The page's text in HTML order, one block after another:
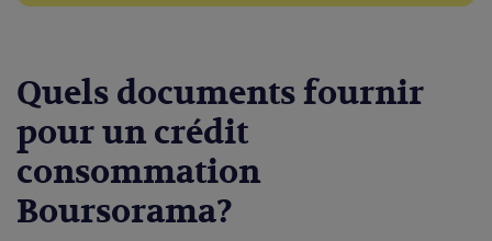
Quels documents fournir
pour un crédit
consommation
Boursorama?